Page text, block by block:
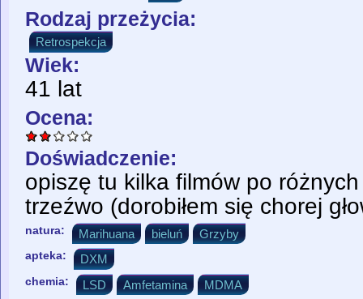
Rodzaj przeżycia:
Retrospekcja
Wiek:
41 lat
Ocena:
Doświadczenie:
opiszę tu kilka filmów po
trzeźwo (dorobiłem się chorej
natura: Marihuana bieluń Grzyby
apteka: DXM
chemia: LSD Amfetamina MDMA